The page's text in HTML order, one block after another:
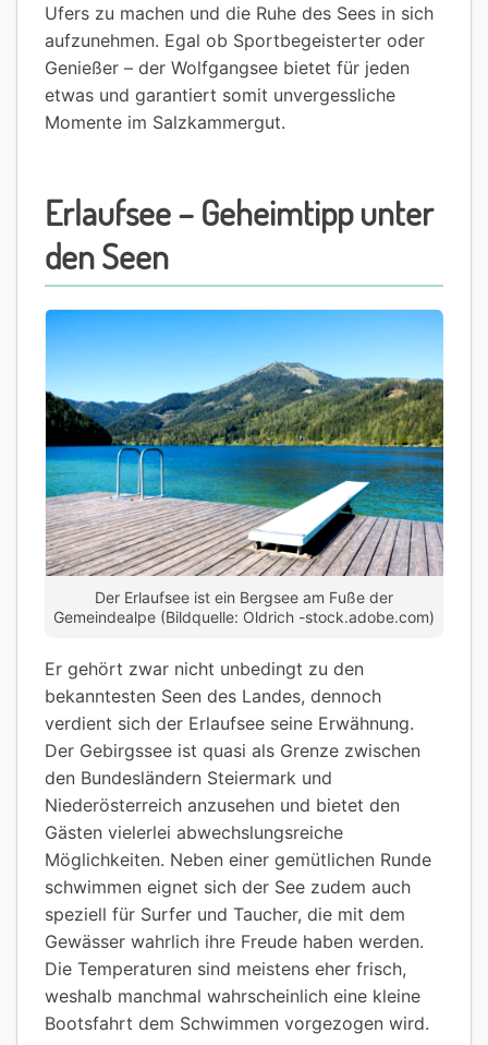
Ufers zu machen und die Ruhe des Sees in sich
aufzunehmen. Egal ob Sportbegeisterter oder
Genießer – der Wolfgangsee bietet für jeden
etwas und garantiert somit unvergessliche
Momente im Salzkammergut.
Erlaufsee – Geheimtipp unter
den Seen
Der Erlaufsee ist ein Bergsee am Fuße der
Gemeindealpe (Bildquelle: Oldrich -stock.adobe.com)
Er gehört zwar nicht unbedingt zu den
bekanntesten Seen des Landes, dennoch
verdient sich der Erlaufsee seine Erwähnung.
Der Gebirgssee ist quasi als Grenze zwischen
den Bundesländern Steiermark und
Niederösterreich anzusehen und bietet den
Gästen vielerlei abwechslungsreiche
Möglichkeiten. Neben einer gemütlichen Runde
schwimmen eignet sich der See zudem auch
speziell für Surfer und Taucher, die mit dem
Gewässer wahrlich ihre Freude haben werden.
Die Temperaturen sind meistens eher frisch,
weshalb manchmal wahrscheinlich eine kleine
Bootsfahrt dem Schwimmen vorgezogen wird.